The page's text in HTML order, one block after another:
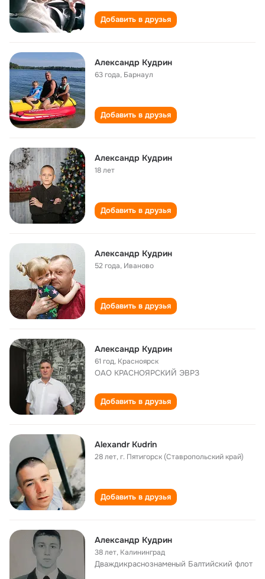
Добавить в друзья
Александр Кудрин
63 года, Барнаул
Добавить в друзья
Александр Кудрин
18 лет
Добавить в друзья
Александр Кудрин
52 года, Иваново
Добавить в друзья
Александр Кудрин
61 год, Красноярск
ОАО КРАСНОЯРСКИЙ ЭВРЗ
Добавить в друзья
Alexandr Kudrin
28 лет,г. Пятигорск (Ставропольский край)
Добавить в друзья
Александр Кудрин
38 лет, Калининград
Дваждикраснознаменый Балтийский флот